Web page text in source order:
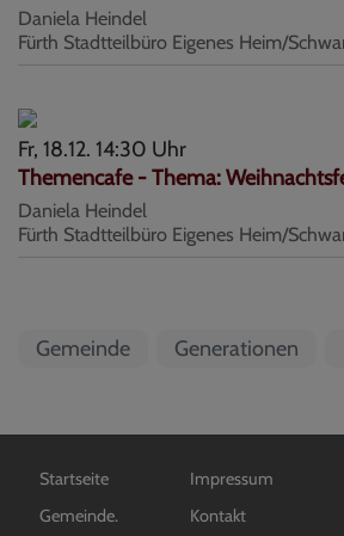
Daniela Heindel
Fürth Stadtteilbüro Eigenes Heim/
Fr, 18.12. 14:30 Uhr
Themencafe - Thema:
Daniela Heindel
Fürth Stadtteilbüro Eigenes Heim/
Gemeinde Generationen
Hauptnavigation
Startseite
Gemeinde.
Fußbereichsmenü
Impressum
Kontakt